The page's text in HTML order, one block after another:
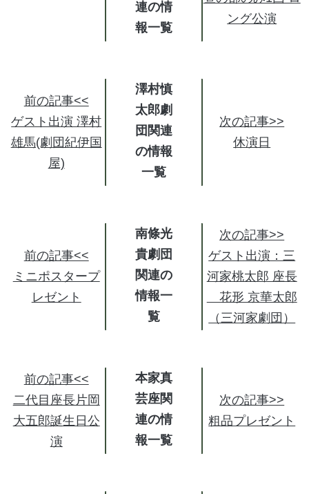
連の情
報
ング公演
前の記事<<
ゲスト出演 澤村
雄馬(劇団紀伊国
屋)
澤村慎
太郎劇
団関連
の情報
次の記事>>
休演日
前の記事<<
ミニポスタープ
レゼント
南條光
貴劇団
関連の
情報
次の記事>>
ゲスト出演：三
河家桃太郎 座長
花形 京華太郎
（三河家劇団）
前の記事<<
二代目座長片岡
大五郎誕生日公
演
本家真
芸座関
連の情
報
次の記事>>
粗品プレゼント